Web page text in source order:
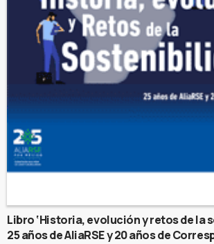
Libro ‘Historia, evolución y retos de la
25 años de AliaRSE y 20 años de